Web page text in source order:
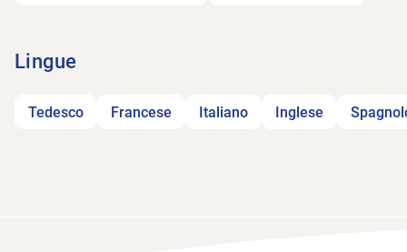
Lingue
Tedesco Francese Italiano Inglese